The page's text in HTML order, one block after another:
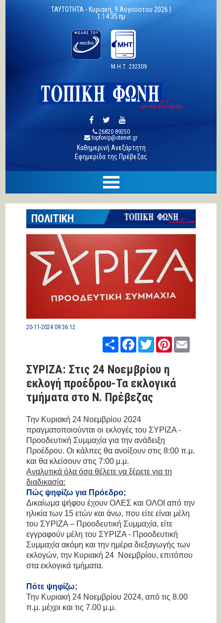
TAYTOTHTA - Κυριακή, 9 Αυγούστου 2026 |
1:14:36 πμ
Μ.Η.Τ. 232309
26820 89250
topfonip@otenet.gr
Καθημερινή Ανεξάρτητη
Εφημερίδα της Πρέβεζας
ΠΟΛΙΤΙΚΗ
20-11-2024 09:36:12
ShareFacebook
TwitterPinterestEmail
ΣΥΡΙΖΑ: Στις 24 Νοεμβρίου η
εκλογή προέδρου-Τα εκλογικά
τμήματα στο Ν. Πρέβεζας
Την Κυριακή 24 Νοεμβρίου 2024
πραγματοποιούνται οι εκλογές του ΣΥΡΙΖΑ -
Προοδευτική Συμμαχία για την ανάδειξη
Προέδρου. Οι κάλπες θα ανοίξουν στις 8:00 π.μ.
και θα κλείσουν στις 7:00 μ.μ.
Αναλυτικά όλα όσα θέλετε να ξέρετε για τη
διαδικασία:
Πώς ψηφίζω για Πρόεδρο;
Δικαίωμα ψήφου έχουν ΟΛΕΣ και ΟΛΟΙ από την
ηλικία των 15 ετών και άνω, που είτε είναι μέλη
του ΣΥΡΙΖΑ – Προοδευτική Συμμαχία, είτε
εγγραφούν μέλη του ΣΥΡΙΖΑ - Προοδευτική
Συμμαχία ακόμη και την ημέρα διεξαγωγής των
εκλογών, την Κυριακή 24 Νοεμβρίου, επιτόπου
στα εκλογικά τμήματα.
Πότε ψηφίζω;
Την Κυριακή 24 Νοεμβρίου 2024, από τις 8.00
π.μ. μέχρι και τις 7.00 μ.μ.